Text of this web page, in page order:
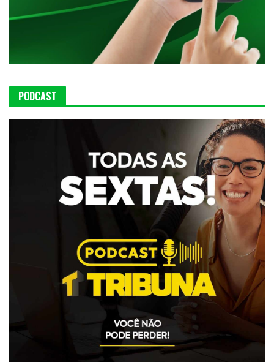
PODCAST